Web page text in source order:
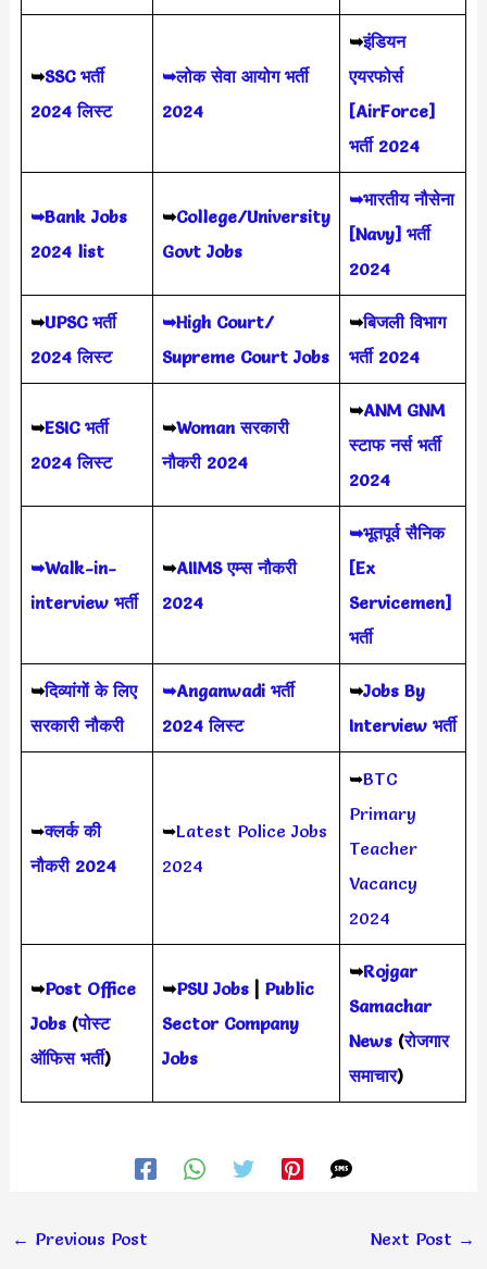
➥SSC भर्ती
2024 लिस्ट
➥लोक सेवा आयोग भर्ती
2024
➥इंडियन
एयरफोर्स
[AirForce]
भर्ती 2024
➥Bank Jobs
2024 list
➥College/University
Govt Jobs
➥भारतीय नौसेना
[Navy] भर्ती
2024
➥UPSC भर्ती
2024 लिस्ट
➥High Court/
Supreme Court Jobs
➥बिजली विभाग
भर्ती 2024
➥ESIC भर्ती
2024 लिस्ट
➥Woman सरकारी
नौकरी 2024
➥ANM GNM
स्टाफ नर्स भर्ती
2024
➥Walk-in-
interview भर्ती
➥AIIMS एम्स नौकरी
2024
➥भूतपूर्व सैनिक
[Ex
Servicemen]
भर्ती
➥दिव्यांगों के लिए
सरकारी नौकरी
➥Anganwadi भर्ती
2024 लिस्ट
➥Jobs By
Interview भर्ती
➥क्लर्क की
नौकरी 2024
➥Latest Police Jobs
2024
➥BTC
Primary
Teacher
Vacancy
2024
➥Post Office
Jobs(पोस्ट
ऑफिस भर्ती)
➥PSU Jobs| Public
Sector Company
Jobs
➥Rojgar
Samachar
News(रोजगार
समाचार)
← Previous Post Next Post →